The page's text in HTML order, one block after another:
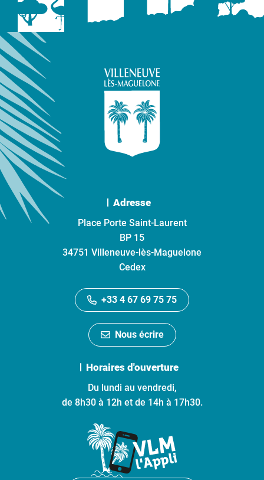
Adresse
Place Porte Saint-Laurent
BP 15
34751 Villeneuve-lès-Maguelone
Cedex
+33 4 67 69 75 75
Nous écrire
Horaires d'ouverture
Du lundi au vendredi,
de 8h30 à 12h et de 14h à 17h30.